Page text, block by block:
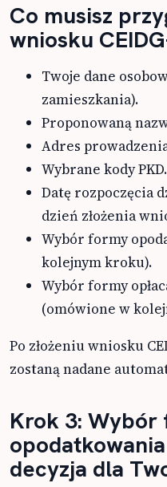
Co musisz
wniosku
Twoje dane
zamieszkania).
Proponowaną
Adres
Wybrane kody PKD.
Datę rozpoczęcia
dzień złożenia
Wybór formy
kolejnym kroku).
Wybór formy
(omówione w
Po złożeniu wniosku
zostaną nadane
Krok 3: Wybór
decyzja dla